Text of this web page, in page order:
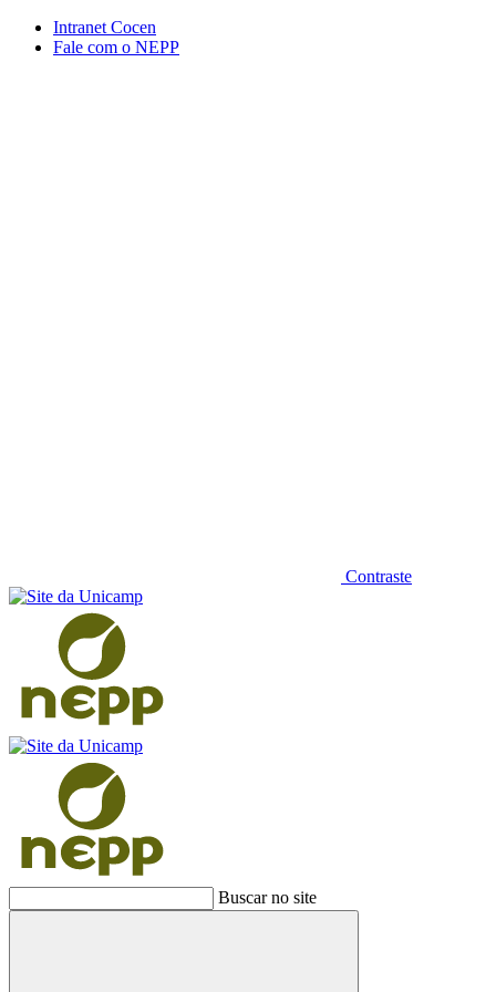
Conteúdo principal Menu principal
Intranet Cocen
Fale com o NEPP
Contraste
Buscar no site